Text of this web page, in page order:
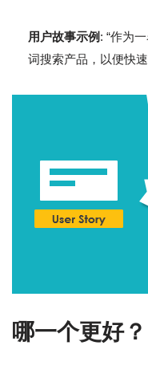
用户故事示例: “作为
词搜索产品，以便快
哪一个更好？